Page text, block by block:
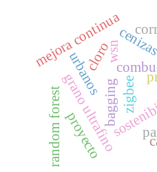
clorowsn
zigbee
grano ultrafino
mejora continua
bagging
random forestproyecto
urbanos